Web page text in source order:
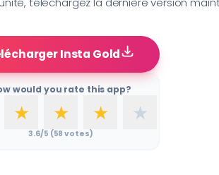
Insta Gold
would you rate this app?
★ ★ ★ ★
3.6/5 (58 votes)